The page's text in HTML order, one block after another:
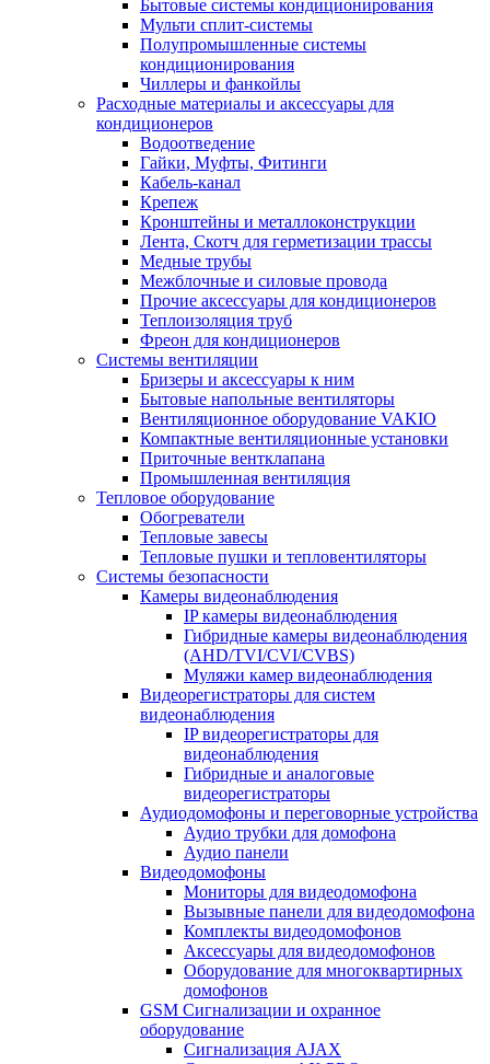
Бытовые системы кондиционирования
Мульти сплит-системы
Полупромышленные системы
кондиционирования
Чиллеры и фанкойлы
Расходные материалы и аксессуары для
кондиционеров
Водоотведение
Гайки, Муфты, Фитинги
Кабель-канал
Крепеж
Кронштейны и металлоконструкции
Лента, Скотч для герметизации трассы
Медные трубы
Межблочные и силовые провода
Прочие аксессуары для кондиционеров
Теплоизоляция труб
Фреон для кондиционеров
Системы вентиляции
Бризеры и аксессуары к ним
Бытовые напольные вентиляторы
Вентиляционное оборудование VAKIO
Компактные вентиляционные установки
Приточные вентклапана
Промышленная вентиляция
Тепловое оборудование
Обогреватели
Тепловые завесы
Тепловые пушки и тепловентиляторы
Системы безопасности
Камеры видеонаблюдения
IP камеры видеонаблюдения
Гибридные камеры видеонаблюдения
(AHD/TVI/CVI/CVBS)
Муляжи камер видеонаблюдения
Видеорегистраторы для систем
видеонаблюдения
IP видеорегистраторы для
видеонаблюдения
Гибридные и аналоговые
видеорегистраторы
Аудиодомофоны и переговорные устройства
Аудио трубки для домофона
Аудио панели
Видеодомофоны
Мониторы для видеодомофона
Вызывные панели для видеодомофона
Комплекты видеодомофонов
Аксессуары для видеодомофонов
Оборудование для многоквартирных
домофонов
GSM Сигнализации и охранное
оборудование
Сигнализация AJAX